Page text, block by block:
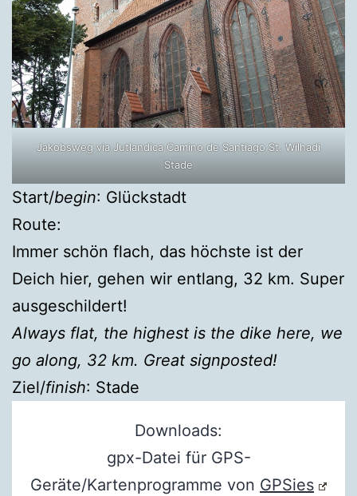
Jakobsweg via Jutlandica Camino de Santiago St. Wilhadi
Stade
Start/begin: Glückstadt
Route:
Immer schön flach, das höchste ist der
Deich hier, gehen wir entlang, 32 km. Super
ausgeschildert!
Always flat, the highest is the dike here, we
go along, 32 km. Great signposted!
Ziel/finish: Stade
Downloads:
gpx-Datei für GPS-
Geräte/Kartenprogramme von GPSies